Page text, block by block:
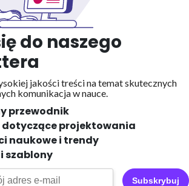
do naszego
jakości treści na temat skutecznych
komunikacja w nauce.
przewodnik
dotyczące projektowania
naukowe i trendy
szablony
Subskrybuj